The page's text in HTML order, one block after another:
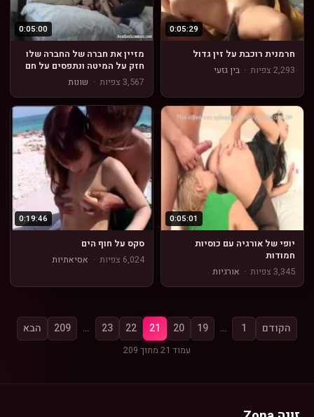
0:05:29
חרמנית רוכבת על זין גדול
2,293 צפיות
· בין גזעי
0:05:00
מזיין את חברה של החברה שלו
חזק על המיטה ונתפסים על חם
3,567 צפיות
· שונות
0:05:01
יופי של אורגיה עם כוסיות
חמודות
3,345 צפיות
· אורגיות
0:19:46
סקס על חוף הים
6,024 צפיות
· אסיאתיות
הקודם 1
…
19
20
21
22
23
…
209 הבא
עמוד 21 מתוך 209